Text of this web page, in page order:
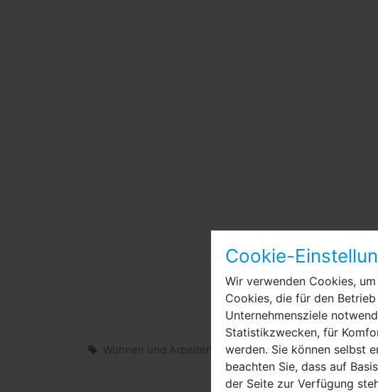
Cookie-
Wir verwenden Cookies,
Cookies, die für den
Unternehmensziele
Statistikzwecken, für
werden. Sie können selbst
beachten Sie, dass auf
der Seite zur Verfügung
Wohnen und Arbeiten Familie, Schule, Kinder